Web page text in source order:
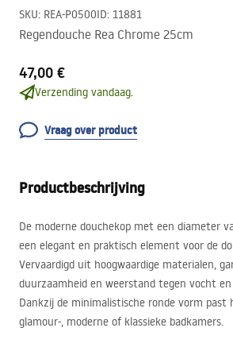
SKU: REA-P0500ID: 11881
Regendouche Rea Chrome 25cm
47,00 €
Verzending vandaag.
Vraag over product
Productbeschrijving
De moderne douchekop met een diameter
een elegant en praktisch element voor de
Vervaardigd uit hoogwaardige materialen,
duurzaamheid en weerstand tegen vocht en
Dankzij de minimalistische ronde vorm past
glamour-, moderne of klassieke badkamers.